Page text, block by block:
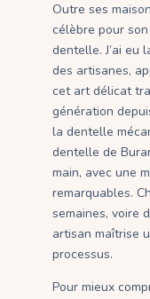
Outre ses
célèbre pour
dentelle. J’ai eu
des artisanes,
cet art délicat
génération
la dentelle
dentelle de
main, avec une
remarquables.
semaines, voire
artisan maîtrise
processus.
Pour mieux